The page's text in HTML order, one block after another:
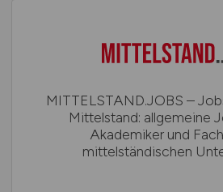
MITTELSTAND.JOBS –
Mittelstand: allgemeine
Akademiker und
mittelständischen